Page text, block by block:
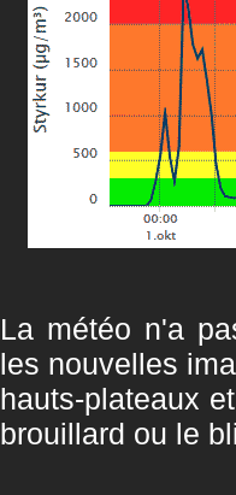
La météo n'a
les nouvelles
hauts-plateaux
brouillard ou le